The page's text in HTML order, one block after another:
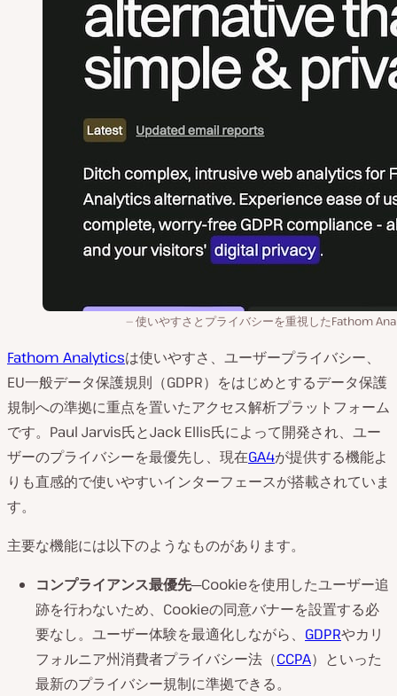
使いやすさとプライバシーを重視したFathom
Fathom Analyticsは使いやすさ、ユーザープライバシー、
EU一般データ保護規則（GDPR）をはじめとするデータ保護
規制への準拠に重点を置いたアクセス解析プラットフォーム
です。Paul Jarvis氏とJack Ellis氏によって開発され、ユー
ザーのプライバシーを最優先し、現在GA4が提供する機能よ
りも直感的で使いやすいインターフェースが搭載されていま
す。
主要な機能には以下のようなものがあります。
コンプライアンス最優先─Cookieを使用したユーザー追
跡を行わないため、Cookieの同意バナーを設置する必
要なし。ユーザー体験を最適化しながら、 GDPRやカリ
フォルニア州消費者プライバシー法（CCPA）といった
最新のプライバシー規制に準拠できる。